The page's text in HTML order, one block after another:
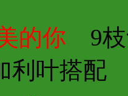
的你 9枝
利叶搭配